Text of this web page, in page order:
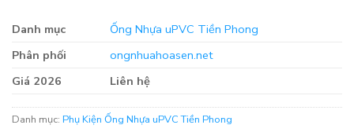
Danh mục
Ống Nhựa uPVC Tiền Phong
Phân phối
ongnhuahoasen.net
Giá 2026
Liên hệ
Danh mục: Phụ Kiện Ống Nhựa uPVC Tiền Phong